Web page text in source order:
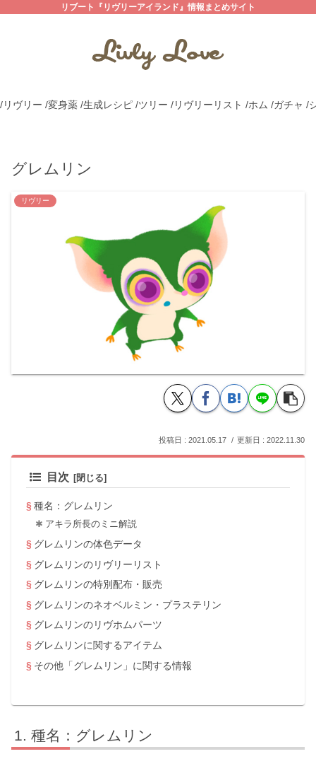
リブート『リヴリーアイランド』情報まとめサイト
/リヴリー /変身薬 /生成レシピ /ツリー /リヴリーリスト /ホム /ガチャ /
グレムリン
リヴリー
2021.05.17 2022.11.30
目次
種名：グレムリン
アキラ所長のミニ解説
グレムリンの体色データ
グレムリンのリヴリーリスト
グレムリンの特別配布・販売
グレムリンのネオベルミン・プラステリン
グレムリンのリヴホムパーツ
グレムリンに関するアイテム
その他「グレムリン」に関する情報
種名：グレムリン